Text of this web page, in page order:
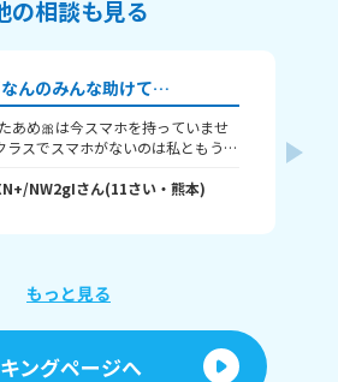
の相談も見る
んのみんな助けて…
あめ🎀は今スマホを持っていませ
ラスでスマホがないのは私ともう1
の話ばかり、わたあめ🎀はスマホ
ロックスも禁止されているので話
ん。 つらくて勇気を出して親に
ました。 本当の理由を知らないの
単に言われて、約束もできないし
して涙が出てきます💢😢しかもこの
ホを持ってると思われてグループ
NW2gIさん(11さい・ 熊本)
もっと見る
ングページへ